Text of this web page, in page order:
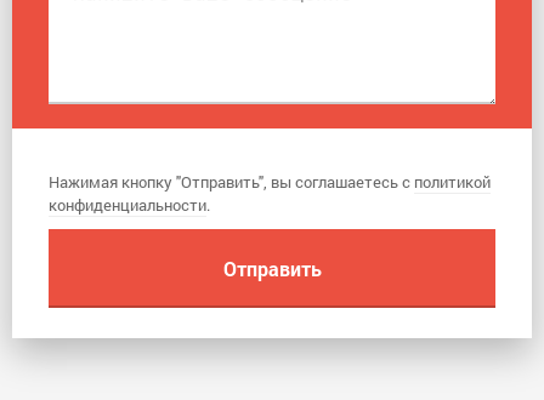
Нажимая кнопку "Отправить", вы соглашаетесь с политикой
конфиденциальности.